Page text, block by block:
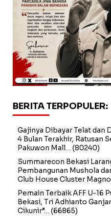
BERITA TERPOPULER:
Gajinya Dibayar Telat dan
4 Bulan Terakhir, Ratusan
Pakuwon Mall… (80240)
Summarecon Bekasi
Pembangunan Mushola
Club House Cluster
Pemain Terbaik AFF U-16
Bekasi, Tri Adhianto
Cikunir”… (66865)